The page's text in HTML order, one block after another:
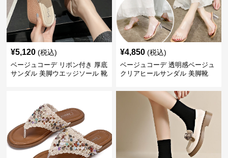
¥5,120 (税込)
ベージュコーデ リボン付き 厚底
サンダル 美脚ウエッジソール 靴
¥4,850 (税込)
ベージュコーデ 透明感ベージュ
クリアヒールサンダル 美脚靴